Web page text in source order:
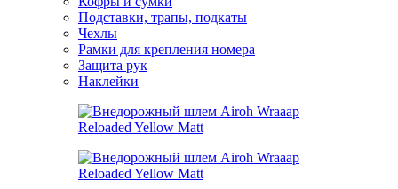
Подставки, трапы, подкаты
Чехлы
Рамки для крепления номера
Защита рук
Наклейки